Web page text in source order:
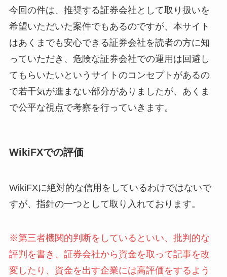
今回の件は、推奨する証券会社として取り扱いを
希望いただいた案件でもあるのですが、本サイト
はあくまでも安心できる証券会社を読者の方に知
っていただき、危険な証券会社での運用は回避し
てもらいたいというサイトのコンセプトがあるの
で若干気が進まない部分がありましたが、あくま
で公平な視点で考察を行っていきます。
WikiFXでの評価
WikiFXに絶対的な信用をしているわけではないで
すが、指針の一つとして取り入れております。
※第三者機関的判断をしているといい、批判的な
評判を書き、証券会社から資金を取って記事を改
変したり、資金を出す企業には高評価をするよう